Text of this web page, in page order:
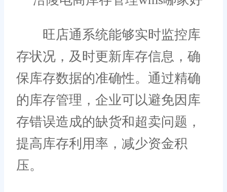
旺店通系统能够实时监控库
存状况，及时更新库存信息，确
保库存数据的准确性。通过精确
的库存管理，企业可以避免因库
存错误造成的缺货和超卖问题，
提高库存利用率，减少资金积
压。